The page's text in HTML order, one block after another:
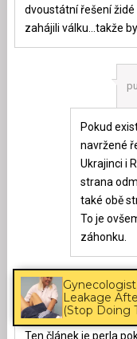
dvoustátní řešení
zahájili válku…takže
Pokud
navržené
Ukrajinci i
strana
také obě
To je
záhonku.
Ethanol
Ten článek je perla
Leakage
(Stop Doing